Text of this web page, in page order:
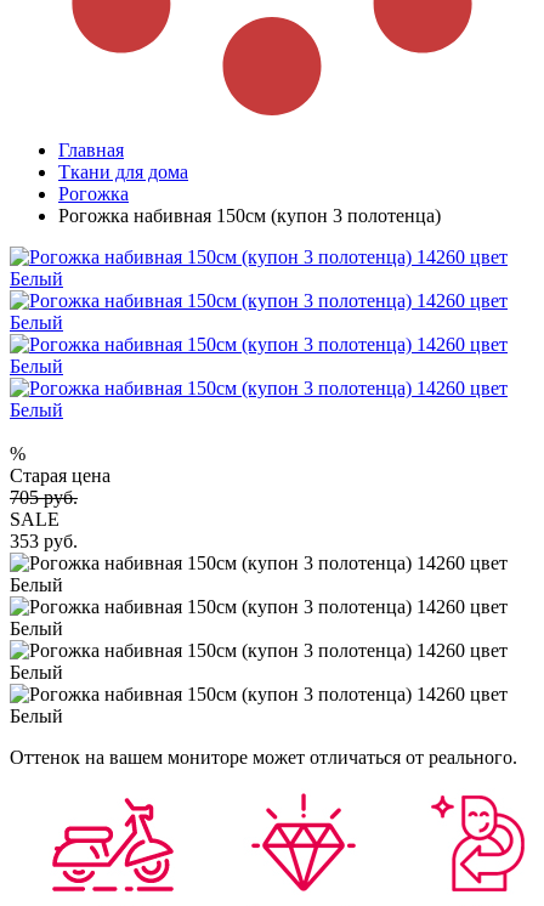
Главная
Ткани для дома
Рогожка
Рогожка набивная 150см (купон 3 полотенца)
%
Старая цена
705 руб.
SALE
353 руб.
Оттенок на вашем мониторе может отличаться от реального.